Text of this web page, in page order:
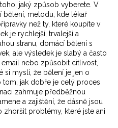
jaký způsob vyberete. V
bělení metodu, kde lékař
než ty, které koupíte v
je rychlejší, trvalejší a
stranu, domácí bělení s
ale výsledek je slabý a často
nebo způsobit citlivost,
si myslí, že bělení je jen o
tom, jak dobře je celý proces
zahrnuje předběžnou
a zajištění, že dásně jsou
problémy, které jste ani